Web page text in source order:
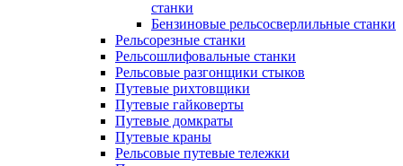
станки
Бензиновые рельсосверлильные станки
Рельсорезные станки
Рельсошлифовальные станки
Рельсовые разгонщики стыков
Путевые рихтовщики
Путевые гайковерты
Путевые домкраты
Путевые краны
Рельсовые путевые тележки